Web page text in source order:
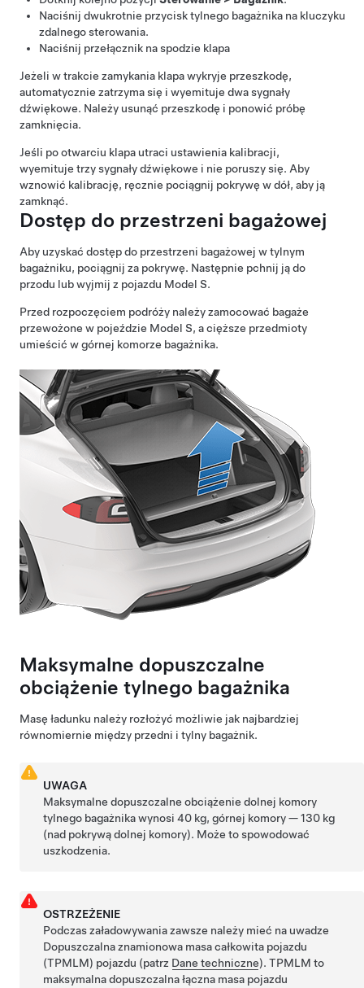
Naciśnij dwukrotnie przycisk tylnego bagażnika na kluczyku
zdalnego sterowania.
Naciśnij przełącznik na spodzie klapa
Jeżeli w trakcie zamykania klapawykryje przeszkodę,
automatycznie zatrzyma się i wyemituje dwa sygnały
dźwiękowe. Należy usunąć przeszkodę i ponowić próbę
zamknięcia.
Jeśli po otwarciu klapa utraci ustawienia kalibracji,
wyemituje trzy sygnały dźwiękowe i nie poruszy się. Aby
wznowić kalibrację, ręcznie pociągnij pokrywę w dół, aby ją
zamknąć.
Dostęp do przestrzeni bagażowej
Aby uzyskać dostęp do przestrzeni bagażowej w tylnym
bagażniku, pociągnij za pokrywę. Następnie pchnij ją do
przodu lub wyjmij z pojazdu Model S.
Przed rozpoczęciem podróży należy zamocować bagaże
przewożone w pojeździe Model S, a cięższe przedmioty
umieścić wgórnej komorze bagażnika.
Maksymalne dopuszczalne
obciążenie tylnego bagażnika
Masę ładunku należy rozłożyć możliwie jak najbardziej
równomiernie między przedni i tylny bagażnik.
UWAGA
Maksymalne dopuszczalne obciążenie dolnej komory
tylnego bagażnika wynosi40 kg, górnej komory —130 kg
(nad pokrywą dolnej komory). Może to spowodować
uszkodzenia.
OSTRZEŻENIE
Podczas załadowywania zawsze należy mieć na uwadze
Dopuszczalna znamionowa masa całkowita pojazdu
(TPMLM) pojazdu (patrz Dane techniczne).TPMLM to
maksymalna dopuszczalna łączna masa pojazdu